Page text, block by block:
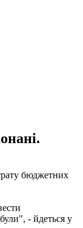
бюджетних
- йдеться у